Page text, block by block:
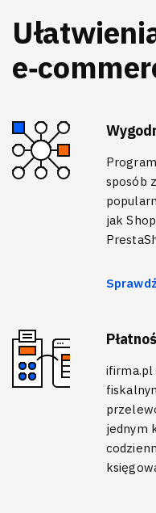
sposób
jak
ifirma.pl
jednym